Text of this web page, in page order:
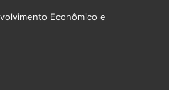
Econômico e